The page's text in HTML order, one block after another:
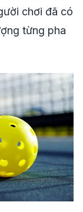
chơi đã có
từng pha